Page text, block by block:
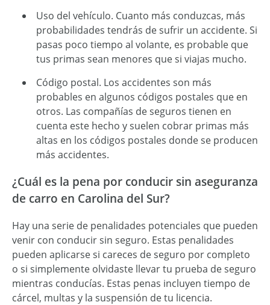
Uso del vehículo. Cuanto más conduzcas, más
probabilidades tendrás de sufrir un accidente. Si
pasas poco tiempo al volante, es probable que
tus primas sean menores que si viajas mucho.
Código postal. Los accidentes son más
probables en algunos códigos postales que en
otros. Las compañías de seguros tienen en
cuenta este hecho y suelen cobrar primas más
altas en los códigos postales donde se producen
más accidentes.
¿Cuál es la pena por conducir sin aseguranza
de carro en Carolina del Sur?
Hay una serie de penalidades potenciales que pueden
venir con conducir sin seguro. Estas penalidades
pueden aplicarse si careces de seguro por completo
o si simplemente olvidaste llevar tu prueba de seguro
mientras conducías. Estas penas incluyen tiempo de
cárcel, multas y la suspensión de tu licencia.